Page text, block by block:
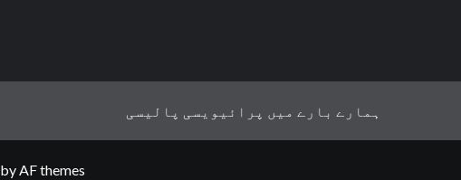
ہمارے بارے میں پرائیویسی پالیسی
by AF themes.